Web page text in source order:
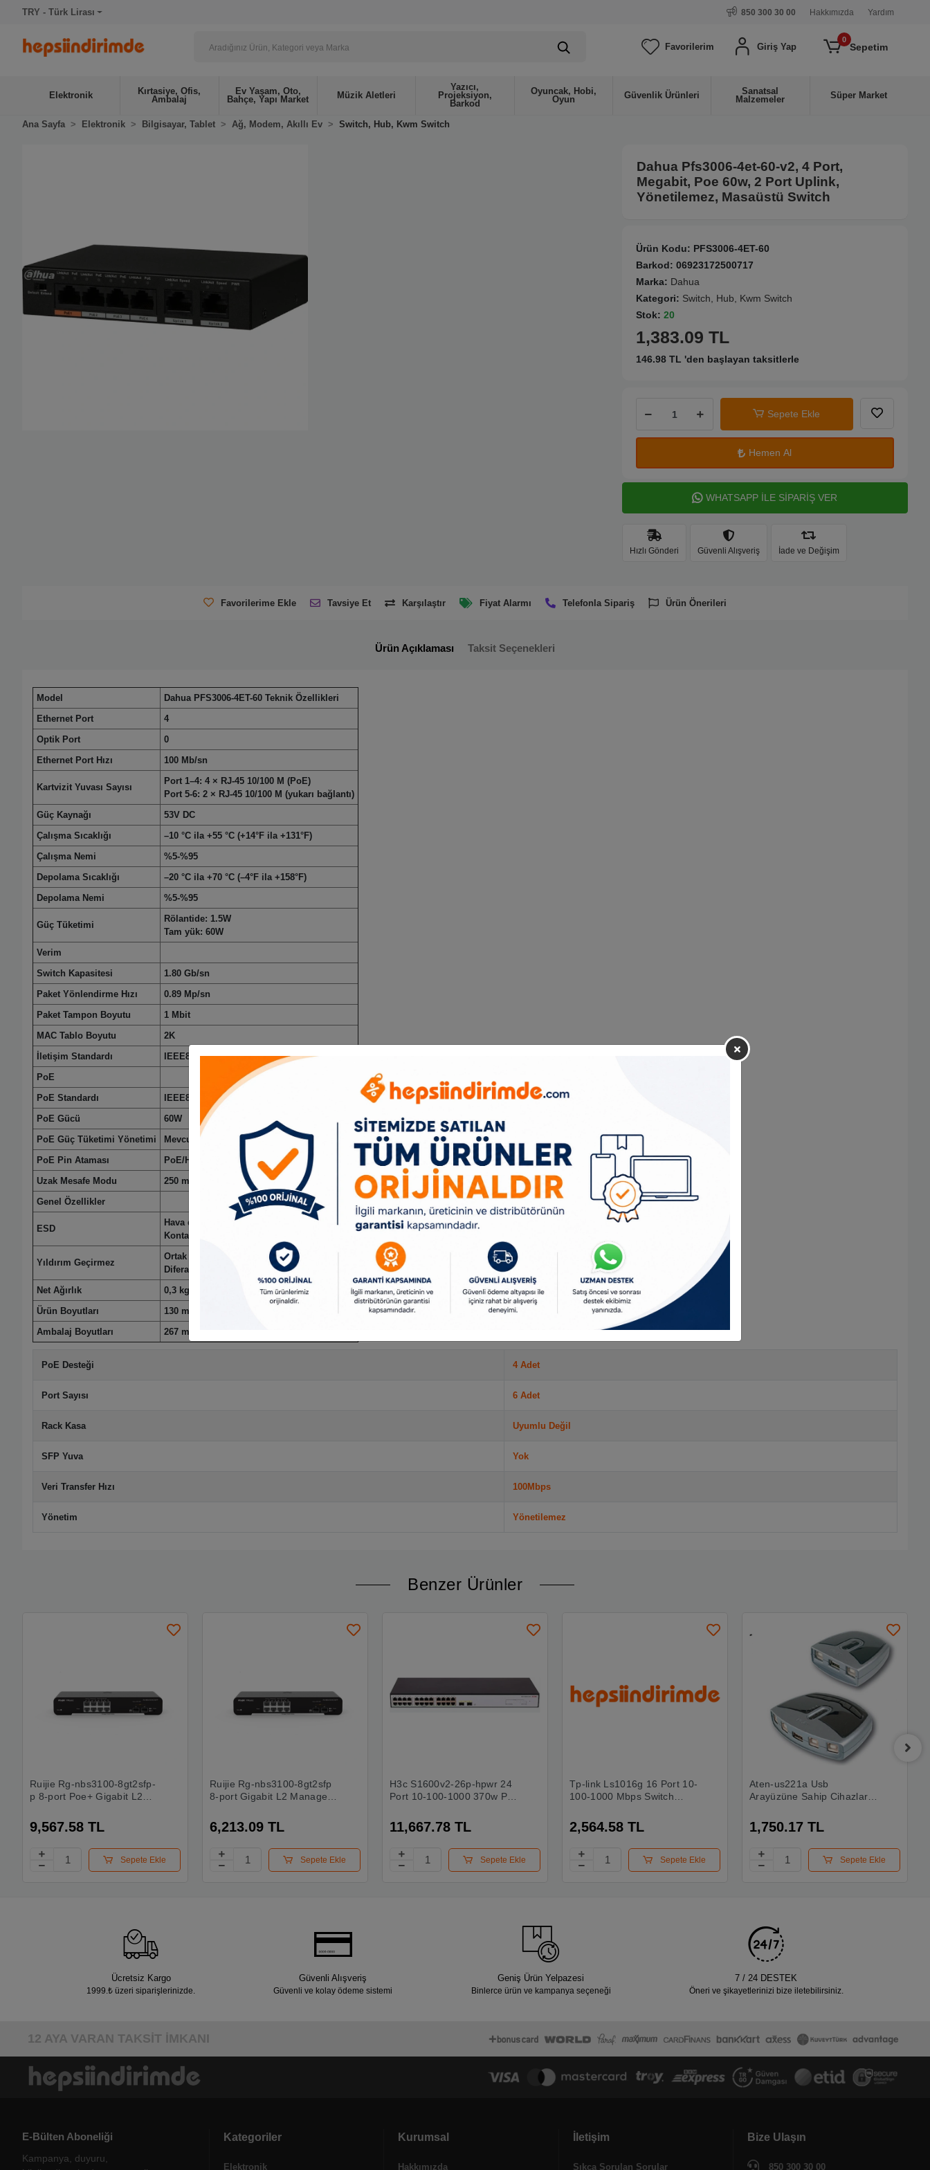
TRY - Türk Lirası 850 300 30 00 Hakkımızda Yardım
Favorilerim Giriş Yap
0
Sepetim
Elektronik
Kırtasiye, Ofis,
Ambalaj
Ev Yaşam, Oto,
Bahçe, Yapı Market
Müzik Aletleri
Yazıcı,
Projeksiyon,
Barkod
Oyuncak, Hobi,
Oyun
Güvenlik Ürünleri
Sanatsal
Malzemeler
Süper Market
Ana Sayfa Elektronik Bilgisayar, Tablet Ağ, Modem, Akıllı Ev Switch, Hub, Kwm Switch
Dahua Pfs3006-4et-60-v2, 4 Port,
Megabit, Poe 60w, 2 Port Uplink,
Yönetilemez, Masaüstü Switch
Ürün Kodu: PFS3006-4ET-60
Barkod: 06923172500717
Marka: Dahua
Kategori: Switch, Hub, Kwm Switch
Stok: 20
1,383.09 TL
146.98 TL 'den başlayan taksitlerle
Sepete Ekle
Hemen Al
WHATSAPP İLE SİPARİŞ VER
Hızlı Gönderi Güvenli Alışveriş İade ve Değişim
Favorilerime Ekle Tavsiye Et Karşılaştır Fiyat Alarmı Telefonla Sipariş Ürün Önerileri
Ürün Açıklaması Taksit Seçenekleri
Model
Dahua PFS3006-4ET-60 Teknik Özellikleri
Ethernet Port
4
Optik Port
0
Ethernet Port Hızı
100 Mb/sn
Kartvizit Yuvası Sayısı
Port 1–4: 4 × RJ-45 10/100 M (PoE)
Port 5-6: 2 × RJ-45 10/100 M (yukarı bağlantı)
Güç Kaynağı
53V DC
Çalışma Sıcaklığı
–10 °C ila +55 °C (+14°F ila +131°F)
Çalışma Nemi
%5-%95
Depolama Sıcaklığı
–20 °C ila +70 °C (–4°F ila +158°F)
Depolama Nemi
%5-%95
Güç Tüketimi
Rölantide: 1.5W
Tam yük: 60W
Verim
Switch Kapasitesi
1.80 Gb/sn
Paket Yönlendirme Hızı
0.89 Mp/sn
Paket Tampon Boyutu
1 Mbit
MAC Tablo Boyutu
2K
İletişim Standardı
IEEE802.3, IEEE802.3u, IEEE802.3x
PoE
PoE Standardı
IEEE802.3af/IEEE802.3at/Hi-PoE
PoE Gücü
60W
PoE Güç Tüketimi Yönetimi
Mevcut
PoE Pin Ataması
PoE/Hi-PoE: 1, 2, 4, 5 (V+), 3, 6, 7, 8 (V-)
Uzak Mesafe Modu
250 m @10 Mb/sn
Genel Özellikler
ESD
Hava deşarjı: 8kV
Kontak deşarjı: 6kV
Yıldırım Geçirmez
Ortak mod: 2kV
Diferansiyel mod: 1kV
Net Ağırlık
0,3 kg
Ürün Boyutları
130 mm × 85 mm × 26 mm
Ambalaj Boyutları
267 mm × 239 mm × 77 mm
PoE Desteği 4 Adet
Port Sayısı 6 Adet
Rack Kasa Uyumlu Değil
SFP Yuva Yok
Veri Transfer Hızı 100Mbps
Yönetim Yönetilemez
Benzer Ürünler
Ruijie Rg-nbs3100-8gt2sfp-
p 8-port Poe+ Gigabit L2
Rj45 Ports,2 Sfp Slots
9,567.58 TL
Sepete Ekle
Ruijie Rg-nbs3100-8gt2sfp
8-port Gigabit L2 Managed
Ports,2 Sfp Slots
6,213.09 TL
Sepete Ekle
H3c S1600v2-26p-hpwr 24
Port 10-100-1000 370w Poe
11,667.78 TL
Sepete Ekle
Tp-link Ls1016g 16 Port 10-
100-1000 Mbps Switch
2,564.58 TL
Sepete Ekle
Aten-us221a Usb
Arayüzüne Sahip Cihazları
2 Pc, 1 Usb Cihaz
1,750.17 TL
Sepete Ekle
Ücretsiz Kargo
1999.₺ üzeri siparişlerinizde.
Güvenli Alışveriş
Güvenli ve kolay ödeme sistemi
Geniş Ürün Yelpazesi
Binlerce ürün ve kampanya seçeneği
7 / 24 DESTEK
Öneri ve şikayetlerinizi bize iletebilirsiniz.
12 AYA VARAN TAKSİT İMKANI
E-Bülten Aboneliği
Kampanya, duyuru,
Kategoriler
Elektronik
Kurumsal
Hakkımızda
İletişim
Sıkça Sorulan Sorular
Bize Ulaşın
850 300 30 00